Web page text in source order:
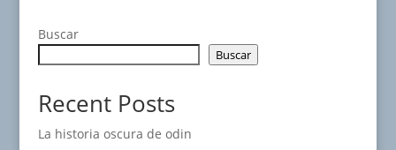
Buscar
Buscar
Recent Posts
La historia oscura de odin